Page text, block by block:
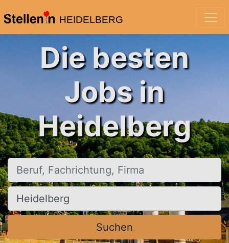
HEIDELBERG
Die besten
Jobs in
Heidelberg
Beruf, Fachrichtung, Firma
Ort, Stadt
Suchen